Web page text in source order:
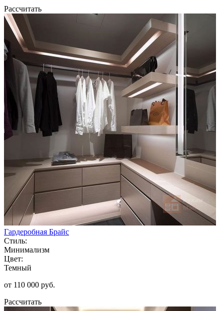
Рассчитать
Гардеробная Брайс
Стиль:
Минимализм
Цвет:
Темный
от 110 000 руб.
Рассчитать